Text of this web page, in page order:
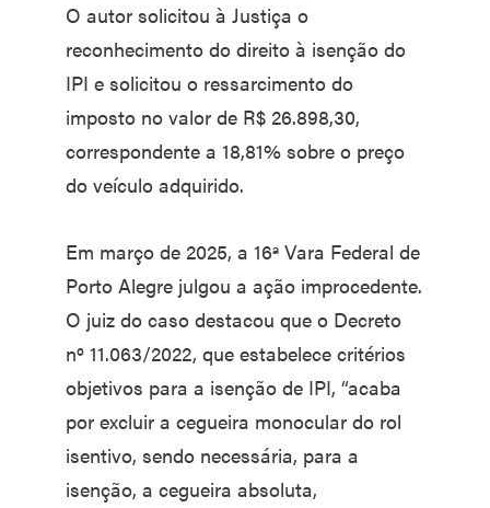
O autor solicitou à Justiça o
reconhecimento do direito à isenção do
IPI e solicitou o ressarcimento do
imposto no valor de R$ 26.898,30,
correspondente a 18,81% sobre o preço
do veículo adquirido.
Em março de 2025, a 16ª Vara Federal de
Porto Alegre julgou a ação improcedente.
O juiz do caso destacou que o Decreto
nº 11.063/2022, que estabelece critérios
objetivos para a isenção de IPI, “acaba
por excluir a cegueira monocular do rol
isentivo, sendo necessária, para a
isenção, a cegueira absoluta,